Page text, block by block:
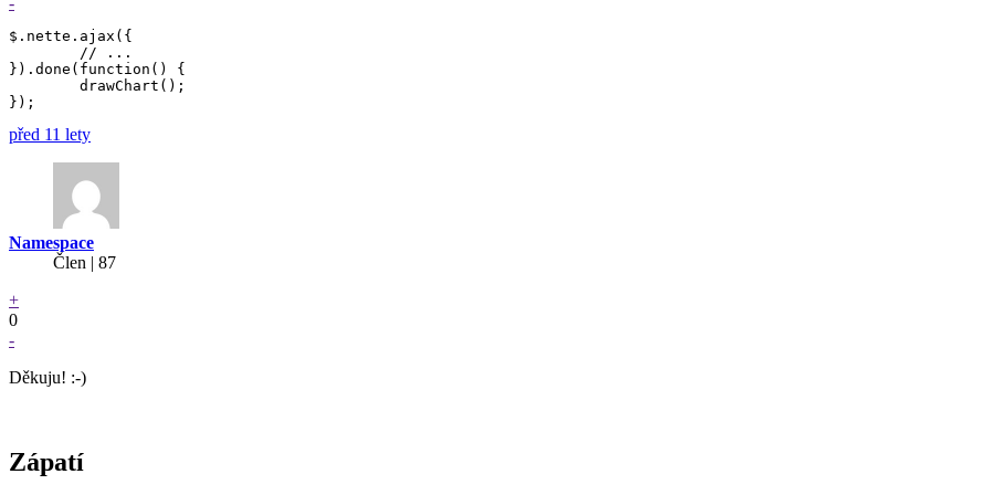
$.nette.ajax({
}).done(function() {
před 11 lety
Namespace
Člen | 87
+
0
-
Děkuju! :-)
Zápatí